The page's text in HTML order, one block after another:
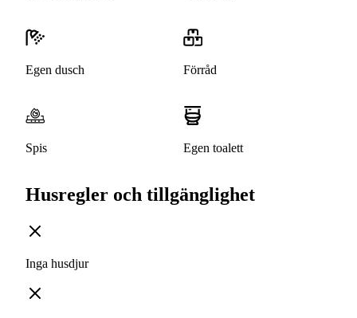
Egen dusch Förråd
Spis Egen toalett
Husregler och tillgänglighet
Inga husdjur